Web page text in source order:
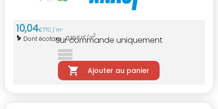
10,04€TTC / m2
Dont écotaxe :0,19€ HT / m2
Sur commande uniquement
Ajouter au panier